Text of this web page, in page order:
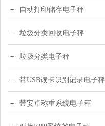
自动打印储存电子秤
垃圾分类回收电子秤
垃圾分类电子秤
带USB读卡识别记录电子秤
带安卓称重系统电子秤